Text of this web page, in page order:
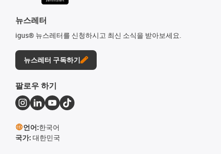
뉴스레터
igus® 뉴스레터를 신청하시고 최신 소식을 받아보세요.
뉴스레터 구독하기
팔로우 하기
언어:한국어
국가: 대한민국